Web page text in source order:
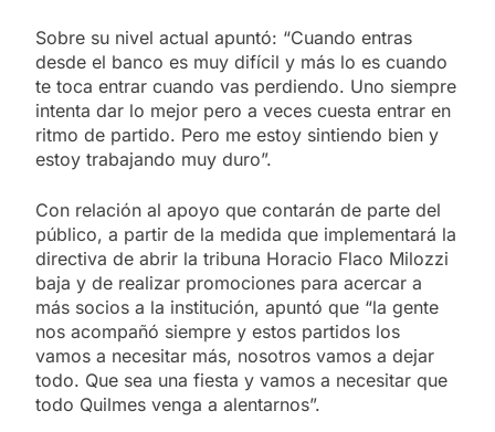
Sobre su nivel actual apuntó: “Cuando entras
desde el banco es muy difícil y más lo es cuando
te toca entrar cuando vas perdiendo. Uno siempre
intenta dar lo mejor pero a veces cuesta entrar en
ritmo de partido. Pero me estoy sintiendo bien y
estoy trabajando muy duro”.
Con relación al apoyo que contarán de parte del
público, a partir de la medida que implementará la
directiva de abrir la tribuna Horacio Flaco Milozzi
baja y de realizar promociones para acercar a
más socios a la institución, apuntó que “la gente
nos acompañó siempre y estos partidos los
vamos a necesitar más, nosotros vamos a dejar
todo. Que sea una fiesta y vamos a necesitar que
todo Quilmes venga a alentarnos”.